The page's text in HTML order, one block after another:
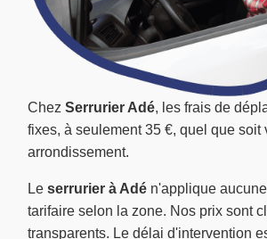
Chez Serrurier Adé, les frais de
fixes, à seulement 35 €, quel que soit
arrondissement.
Le serrurier à Adé n'applique
tarifaire selon la zone. Nos prix sont
transparents. Le délai d'intervention